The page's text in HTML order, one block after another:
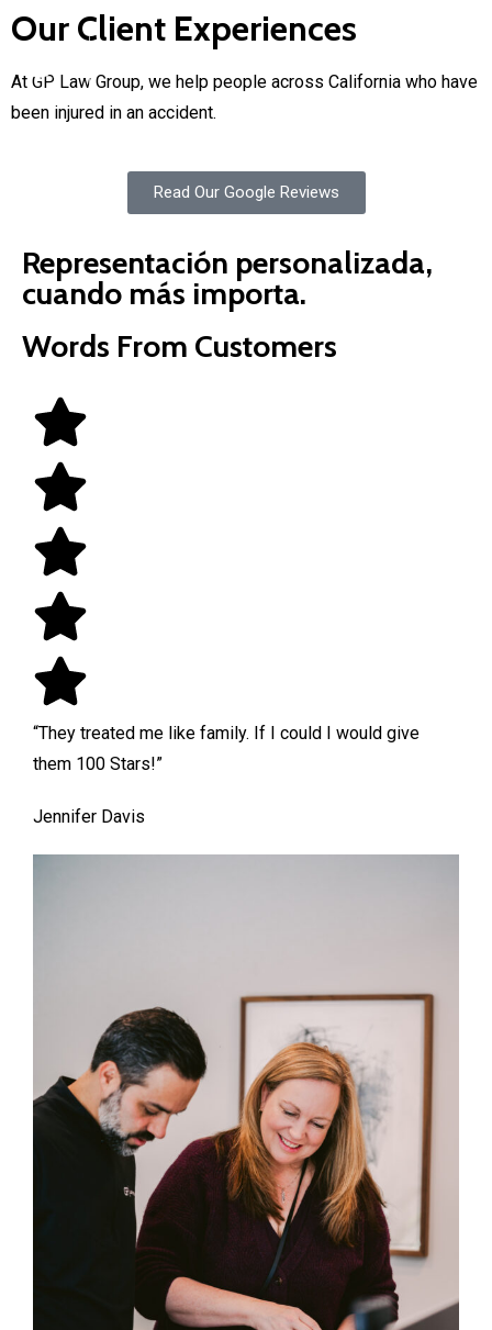
Our Client Experiences
At GP Law Group, we help people across California who have
been injured in an accident.
Read Our Google Reviews
Representación personalizada,
cuando más importa.
Words From Customers
“They treated me like family. If I could I would give
them 100 Stars!”
Jennifer Davis